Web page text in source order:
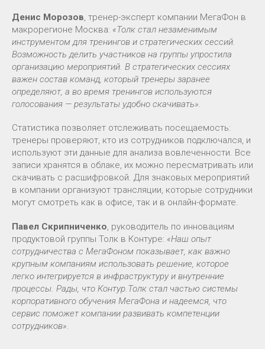
Денис Морозов, тренер-эксперт компании МегаФон в
макрорегионе Москва: «Толк стал незаменимым
инструментом для тренингов и стратегических сессий.
Возможность делить участников на группы упростила
организацию мероприятий. В стратегических сессиях
важен состав команд, который тренеры заранее
определяют, а во время тренингов используются
голосования — результаты удобно скачивать».
Статистика позволяет отслеживать посещаемость:
тренеры проверяют, кто из сотрудников подключался, и
используют эти данные для анализа вовлеченности. Все
записи хранятся в облаке, их можно пересматривать или
скачивать с расшифровкой. Для знаковых мероприятий
в компании организуют трансляции, которые сотрудники
могут смотреть как в офисе, так и в онлайн-формате.
Павел Скрипниченко, руководитель по инновациям
продуктовой группы Толк в Контуре: «Наш опыт
сотрудничества с МегаФоном показывает, как важно
крупным компаниям использовать решение, которое
легко интегрируется в инфраструктуру и внутренние
процессы. Рады, что Контур.Толк стал частью системы
корпоративного обучения МегаФона и надеемся, что
сервис поможет компании развивать компетенции
сотрудников».